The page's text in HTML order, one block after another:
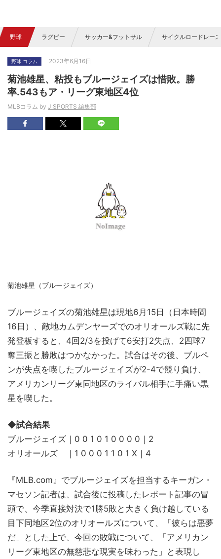
野球 ラグビー サッカー&フットサル サイクルロードレース
野球 コラム 2023年6月16日
菊池雄星、粘投もブルージェイズは惜敗。勝
率.543もア・リーグ東地区4位
MLBコラム by J SPORTS 編集部
菊池雄星（ブルージェイズ）
ブルージェイズの菊池雄星は現地6月15日（日本時間
16日）、敵地カムデンヤーズでのオリオールズ戦に先
発登板すると、4回2/3を投げて6安打2失点、2四球7
奪三振と勝敗はつかなかった。試合はその後、ブルペ
ンが失点を喫したブルージェイズが2-4で競り負け、
アメリカンリーグ東同地区のライバル相手に手痛い黒
星を喫した。
◆試合結果
ブルージェイズ｜0 0 1 0 1 0 0 0 0｜2
オリオールズ ｜1 0 0 0 1 1 0 1 X｜4
『MLB.com』でブルージェイズを担当するキーガン・
マセソン記者は、試合後に投稿したレポート記事の冒
頭で、今季直接対決で1勝5敗と大きく負け越している
目下同地区2位のオリオールズについて、「彼らは悪夢
だ」とした上で、今回の敗戦について、「アメリカン
リーグ東地区の無慈悲な現実を味わった」と表現し